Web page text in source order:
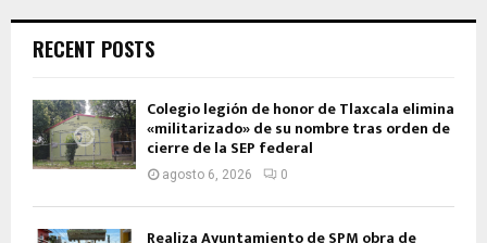
RECENT POSTS
Colegio legión de honor de Tlaxcala elimina
«militarizado» de su nombre tras orden de
cierre de la SEP federal
agosto 6, 2026 0